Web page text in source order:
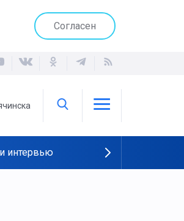
Согласен
интервью